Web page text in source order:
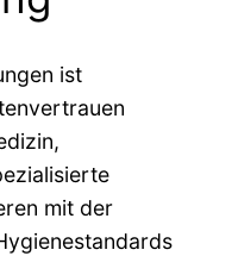
ist
mit der